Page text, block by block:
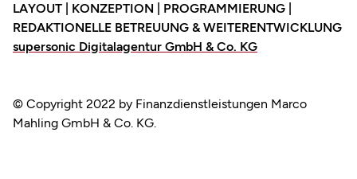
LAYOUT | KONZEPTION | PROGRAMMIERUNG |
REDAKTIONELLE BETREUUNG & WEITERENTWICKLUNG
supersonic Digitalagentur GmbH & Co. KG
© Copyright 2022 by Finanzdienstleistungen Marco
Mahling GmbH & Co. KG.